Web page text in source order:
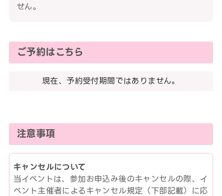
せん。
ご予約はこちら
現在、予約受付期間ではありません。
注意事項
キャンセルについて
当イベントは、参加お申込み後のキャンセルの際、イ
ベント主催者によるキャンセル規定（下部記載）に応